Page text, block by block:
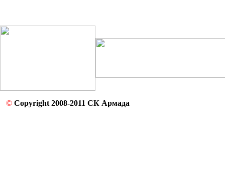
© Copyright 2008-2011 СК Армада